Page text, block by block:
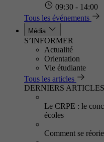
09:30 - 14:00
Tous les événements
Média
S’INFORMER
Actualité
Orientation
Vie étudiante
Tous les articles
DERNIERS ARTICLES
Le CRPE : le
écoles
Comment se